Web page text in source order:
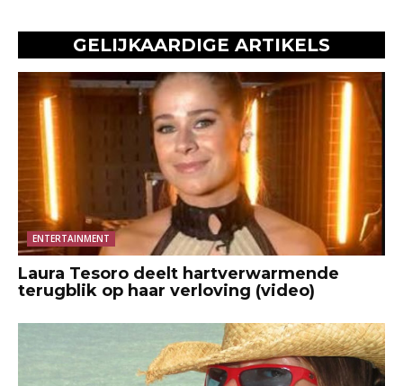
GELIJKAARDIGE ARTIKELS
ENTERTAINMENT
Laura Tesoro deelt hartverwarmende
terugblik op haar verloving (video)